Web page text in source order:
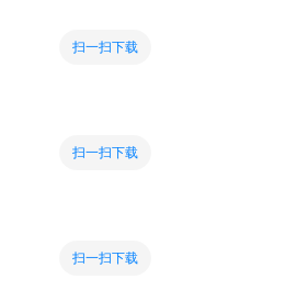
扫一扫下载
扫一扫下载
扫一扫下载